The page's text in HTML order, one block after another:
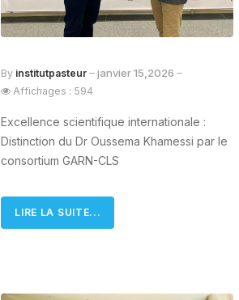
By institutpasteur janvier 15,2026
Affichages : 594
Excellence scientifique internationale :
Distinction du Dr Oussema Khamessi par le
consortium GARN-CLS
LIRE LA SUITE...